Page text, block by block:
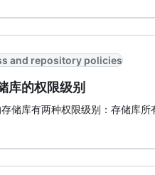
and repository policies
库的权限级别
储库有两种权限级别：存储库所